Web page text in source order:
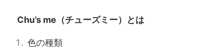
Chu’s me（チューズミー）とは
色の種類